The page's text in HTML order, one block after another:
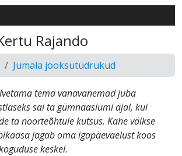
Rajando
Jumala jooksutüdrukud
tema vanavanemad juba
sai ta gümnaasiumi ajal, kui
ta noorteõhtule kutsus. Kahe väikse
jagab oma igapäevaelust koos
keskel.